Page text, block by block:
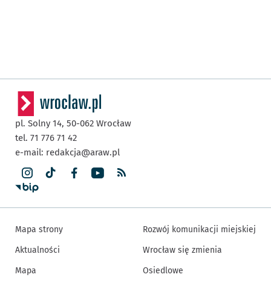
pl. Solny 14, 50-062 Wrocław
tel. 71 776 71 42
e-mail: redakcja@araw.pl
Mapa strony
Aktualności
Mapa
Rozwój komunikacji miejskiej
Wrocław się zmienia
Osiedlowe